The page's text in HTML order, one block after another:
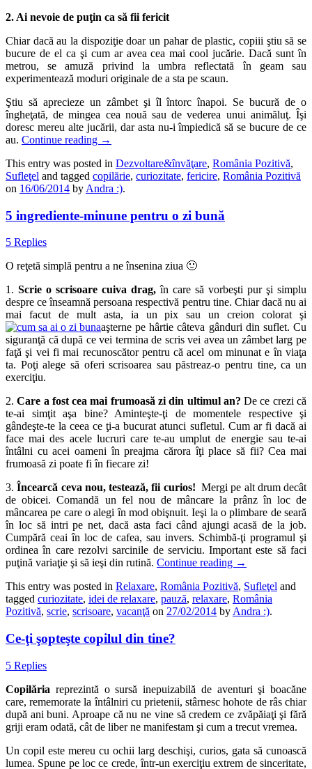
2. Ai nevoie de puţin ca să fii fericit
Chiar dacă au la dispoziţie doar un pahar de plastic, copiii ştiu să se
bucure de el ca şi cum ar avea cea mai cool jucărie. Dacă sunt în
metrou, se amuză privind la umbra reflectată în geam sau
experimentează moduri originale de a sta pe scaun.
Ştiu să aprecieze un zâmbet şi îl întorc înapoi. Se bucură de o
îngheţată, de mingea cea nouă sau de vederea unui animăluţ. Îşi
doresc mereu alte jucării, dar asta nu-i împiedică să se bucure de ce
au. Continue reading →
This entry was posted in Dezvoltare&învăţare, România Pozitivă,
Sufleţel and tagged copilărie, curiozitate, fericire, România Pozitivă
on 16/06/2014 by Andra :).
5 ingrediente-minune pentru o zi bună
5 Replies
O reţetă simplă pentru a ne însenina ziua 🙂
1. Scrie o scrisoare cuiva drag, în care să vorbeşti pur şi simplu
despre ce înseamnă persoana respectivă pentru tine. Chiar dacă nu ai
mai facut de mult asta, ia un pix sau un creion colorat şi
aşterne pe hârtie câteva gânduri din suflet. Cu
siguranţă că după ce vei termina de scris vei avea un zâmbet larg pe
faţă şi vei fi mai recunoscător pentru că acel om minunat e în viaţa
ta. Poţi alege să oferi scrisoarea sau păstreaz-o pentru tine, ca un
exerciţiu.
2.Care a fost cea mai frumoasă zi din ultimul an? De ce crezi că
te-ai simţit aşa bine? Aminteşte-ţi de momentele respective şi
gândeşte-te la ceea ce ţi-a bucurat atunci sufletul. Cum ar fi dacă ai
face mai des acele lucruri care te-au umplut de energie sau te-ai
întâlni cu acei oameni în preajma cărora îţi place să fii? Cea mai
frumoasă zi poate fi în fiecare zi!
3.Încearcă ceva nou, testează, fii curios! Mergi pe alt drum decât
de obicei. Comandă un fel nou de mâncare la prânz în loc de
mâncarea pe care o alegi în mod obişnuit. Ieşi la o plimbare de seară
în loc să intri pe net, dacă asta faci când ajungi acasă de la job.
Cumpără ceai în loc de cafea, sau invers. Schimbă-ţi programul şi
ordinea în care rezolvi sarcinile de serviciu. Important este să faci
puţină variaţie şi să ieşi din rutină. Continue reading →
This entry was posted in Relaxare, România Pozitivă, Sufleţel and
tagged curiozitate, idei de relaxare, pauză, relaxare, România
Pozitivă, scrie, scrisoare, vacanţă on 27/02/2014 byAndra :).
Ce-ţi şopteşte copilul din tine?
5 Replies
Copilăria reprezintă o sursă inepuizabilă de aventuri şi boacăne
care, rememorate la întâlniri cu prietenii, stârnesc hohote de râs chiar
după ani buni. Aproape că nu ne vine să credem ce zvăpăiaţi şi fără
griji eram odată, cât de liber ne manifestam şi cum a trecut vremea.
Un copil este mereu cu ochii larg deschişi, curios, gata să cunoască
lumea. Spune pe loc ce crede, într-un exerciţiu extrem de sinceritate,